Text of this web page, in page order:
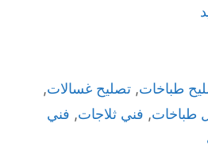
طباخات, تصليح غسالات,
طباخات, فني ثلاجات, فني